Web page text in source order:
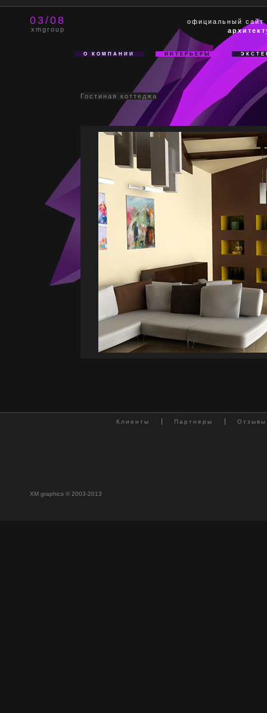
03/08
xmgroup
официальный сайт
О КОМПАНИИ ИНТЕРЬЕРЫ
Гостиная коттеджа
Клиенты Партнеры Отзывы
XM graphics © 2003-2013